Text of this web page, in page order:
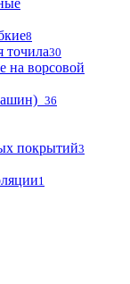
8
точила30
на ворсовой
36
покрытий3
1